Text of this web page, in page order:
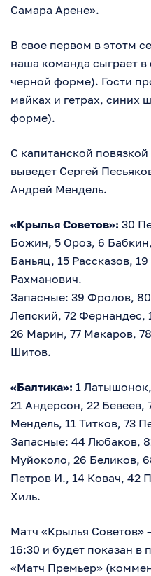
Самара Арене».
В свое первом в этотм
наша команда сыграет
черной форме). Гости
майках и гетрах, синих
форме).
С капитанской
выведет Сергей
Андрей Мендель.
«Крылья Советов»: 30
Божин, 5 Ороз, 6
Баньяц, 15 Рассказов,
Рахманович.
Запасные: 39 Фролов,
Лепский, 72 Фернандес,
26 Марин, 77 Макаров,
Шитов.
«Балтика»: 1
21 Андерсон, 22 Бевеев,
Мендель, 11 Титков, 73
Запасные: 44 Любаков,
Муйоколо, 26 Беликов,
Петров И., 14 Ковач, 42
Хиль.
Матч «Крылья Советов»
16:30 и будет показан в
«Матч Премьер»